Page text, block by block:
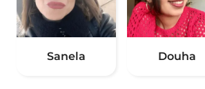
Sanela Douha